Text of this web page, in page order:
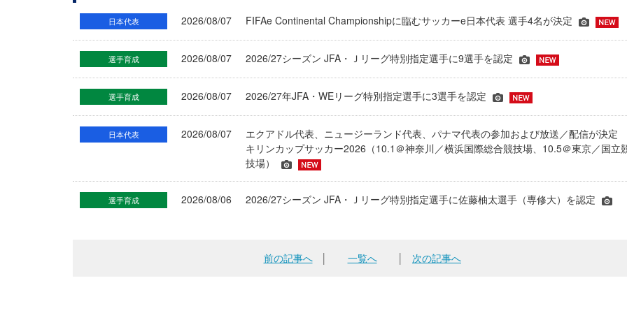
日本代表 2026/08/07 FIFAe Continental Championshipに臨むサッカーe日本代表 選手4名が決定
選手育成 2026/08/07 2026/27シーズン JFA・Ｊリーグ特別指定選手に9選手を認定
選手育成 2026/08/07 2026/27年JFA・WEリーグ特別指定選手に3選手を認定
日本代表 2026/08/07
エクアドル代表、ニュージーランド代表、パナマ代表の参加および放送／配信が決定
キリンカップサッカー2026（10.1＠神奈川／横浜国際総合競技場、10.5＠東京／国立
技場）
選手育成 2026/08/06 2026/27シーズン JFA・Ｊリーグ特別指定選手に佐藤柚太選手（専修大）を認定
前の記事へ│ 一覧へ 次の記事へ